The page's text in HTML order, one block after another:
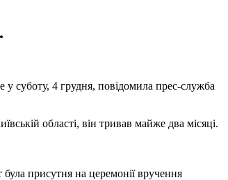
суботу, 4 грудня, повідомила прес-служба
області, він тривав майже два місяці.
присутня на церемонії вручення